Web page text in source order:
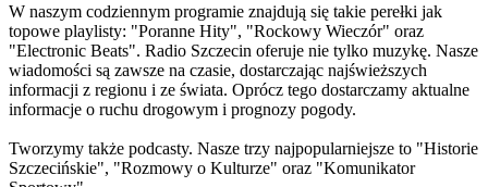
W naszym codziennym programie znajdują się takie perełki jak
topowe playlisty: "Poranne Hity", "Rockowy Wieczór" oraz
"Electronic Beats". Radio Szczecin oferuje nie tylko muzykę. Nasze
wiadomości są zawsze na czasie, dostarczając najświeższych
informacji z regionu i ze świata. Oprócz tego dostarczamy aktualne
informacje o ruchu drogowym i prognozy pogody.
Tworzymy także podcasty. Nasze trzy najpopularniejsze to "Historie
Szczecińskie", "Rozmowy o Kulturze" oraz "Komunikator